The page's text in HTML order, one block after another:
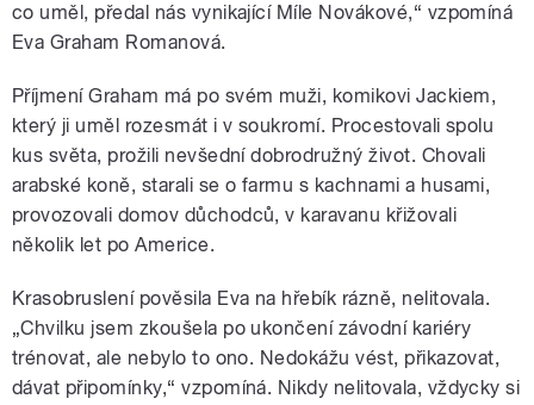
co uměl, předal nás vynikající Míle Novákové,“ vzpomíná
Eva Graham Romanová.
Příjmení Graham má po svém muži, komikovi Jackiem,
který ji uměl rozesmát i v soukromí. Procestovali spolu
kus světa, prožili nevšední dobrodružný život. Chovali
arabské koně, starali se o farmu s kachnami a husami,
provozovali domov důchodců, v karavanu křižovali
několik let po Americe.
Krasobruslení pověsila Eva na hřebík rázně, nelitovala.
„Chvilku jsem zkoušela po ukončení závodní kariéry
trénovat, ale nebylo to ono. Nedokážu vést, přikazovat,
dávat připomínky,“ vzpomíná. Nikdy nelitovala, vždycky si